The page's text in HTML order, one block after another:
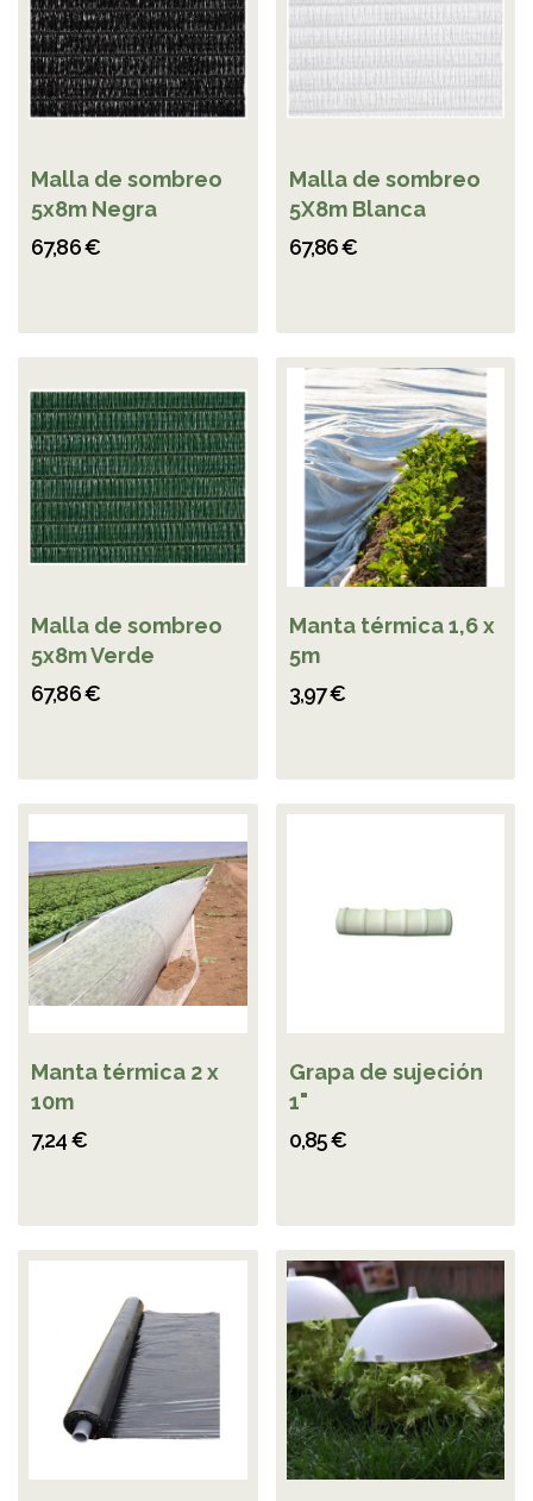
Malla de sombreo
5x8m Negra
67,86 €
Malla de sombreo
5X8m Blanca
67,86 €
Malla de sombreo
5x8m Verde
67,86 €
Manta térmica 1,6 x
5m
3,97 €
Manta térmica 2 x
10m
7,24 €
Grapa de sujeción
1"
0,85 €